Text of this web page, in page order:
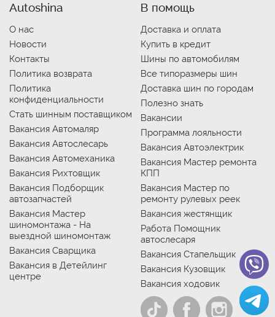
Autoshina
О нас
Новости
Контакты
Политика возврата
Политика
конфиденциальности
Стать шинным поставщиком
Вакансия Автомаляр
Вакансия Автослесарь
Вакансия Автомеханика
Вакансия Рихтовщик
Вакансия Подборщик
автозапчастей
Вакансия Мастер
шиномонтажа - На
выездной шиномонтаж
Вакансия Сварщика
Вакансия в Детейлинг
центре
В помощь
Доставка и оплата
Купить в кредит
Шины по автомобилям
Все типоразмеры шин
Доставка шин по городам
Полезно знать
Вакансии
Программа лояльности
Вакансия Автоэлектрик
Вакансия Мастер ремонта
КПП
Вакансия Мастер по
ремонту рулевых реек
Вакансия жестянщик
Работа Помощник
автослесаря
Вакансия Стапельщик
Вакансия Кузовщик
Вакансия ходовик